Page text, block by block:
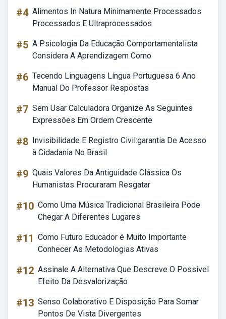
#4 Alimentos In Natura Minimamente Processados
Processados E Ultraprocessados
#5 A Psicologia Da Educação Comportamentalista
Considera A Aprendizagem Como
#6 Tecendo Linguagens Língua Portuguesa 6 Ano
Manual Do Professor Respostas
#7 Sem Usar Calculadora Organize As Seguintes
Expressões Em Ordem Crescente
#8 Invisibilidade E Registro Civil:garantia De Acesso
à Cidadania No Brasil
#9 Quais Valores Da Antiguidade Clássica Os
Humanistas Procuraram Resgatar
#10 Como Uma Música Tradicional Brasileira Pode
Chegar A Diferentes Lugares
#11 Como Futuro Educador é Muito Importante
Conhecer As Metodologias Ativas
#12 Assinale A Alternativa Que Descreve O Possivel
Efeito Da Desvalorização
#13 Senso Colaborativo E Disposição Para Somar
Pontos De Vista Divergentes